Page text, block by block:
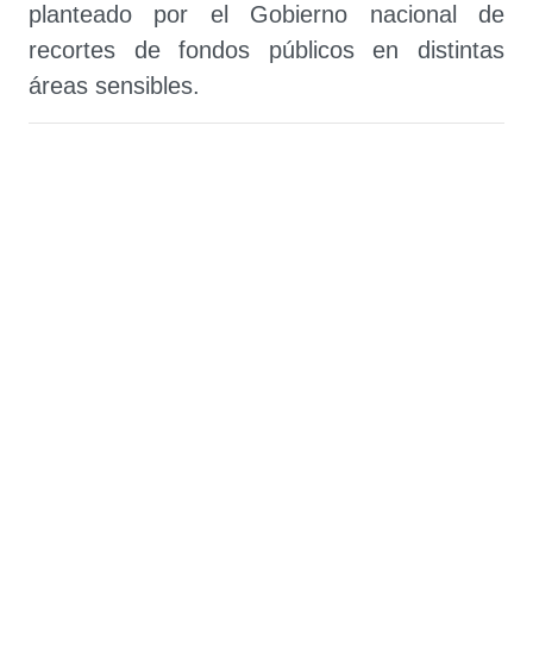
planteado por el Gobierno nacional de
recortes de fondos públicos en distintas
áreas sensibles.